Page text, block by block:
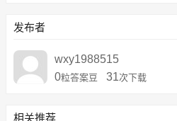
发布者
wxy1988515
0粒答案豆 31次下载
相关推荐